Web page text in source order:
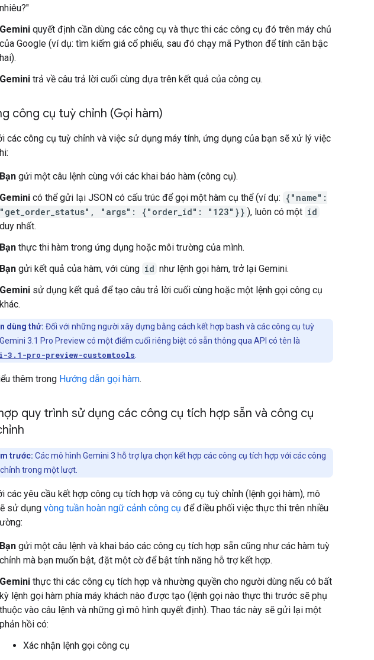
nhiêu?"
Gemini quyết định cần dùng các công cụ và thực thi các công cụ đó trên máy chủ
của Google (ví dụ: tìm kiếm giá cổ phiếu, sau đó chạy mã Python để tính căn bậc
hai).
Gemini trả về câu trả lời cuối cùng dựa trên kết quả của công cụ.
công cụ tuỳ chỉnh (Gọi hàm)
các công cụ tuỳ chỉnh và việc sử dụng máy tính, ứng dụng của bạn sẽ xử lý việc
Bạn gửi một câu lệnh cùng với các khai báo hàm (công cụ).
Gemini có thể gửi lại JSON có cấu trúc để gọi một hàm cụ thể (ví dụ: {"name":
"get_order_status", "args": {"order_id": "123"}} ), luôn có một id
duy nhất.
Bạn thực thi hàm trong ứng dụng hoặc môi trường của mình.
Bạn gửi kết quả của hàm, với cùng id như lệnh gọi hàm, trở lại Gemini.
Gemini sử dụng kết quả để tạo câu trả lời cuối cùng hoặc một lệnh gọi công cụ
khác.
dùng thử: Đối với những người xây dựng bằng cách kết hợp bash và các công cụ tuỳ
3.1 Pro Preview có một điểm cuối riêng biệt có sẵn thông qua API có tên là
3.1-pro-preview-customtools
thêm trong Hướng dẫn gọi hàm.
quy trình sử dụng các công cụ tích hợp sẵn và công cụ
trước: Các mô hình Gemini 3 hỗ trợ lựa chọn kết hợp các công cụ tích hợp với các công
trong một lượt.
các yêu cầu kết hợp công cụ tích hợp và công cụ tuỳ chỉnh (lệnh gọi hàm), mô
sử dụng vòng tuần hoàn ngữ cảnh công cụ để điều phối việc thực thi trên nhiều
Bạn gửi một câu lệnh và khai báo các công cụ tích hợp sẵn cũng như các hàm tuỳ
chỉnh mà bạn muốn bật, đặt một cờ để bật tính năng hỗ trợ kết hợp.
Gemini thực thi các công cụ tích hợp và nhường quyền cho người dùng nếu có bất
kỳ lệnh gọi hàm phía máy khách nào được tạo (lệnh gọi nào thực thi trước sẽ phụ
thuộc vào câu lệnh và những gì mô hình quyết định). Thao tác này sẽ gửi lại một
phản hồi có:
Xác nhận lệnh gọi công cụ